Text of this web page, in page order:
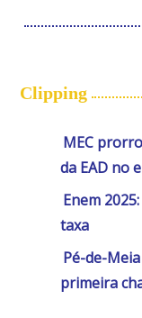
Clipping
MEC
da EAD no
Enem
taxa
Pé-de-
primeira